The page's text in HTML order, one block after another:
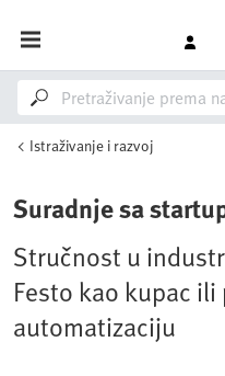
Istraživanje i razvoj
Suradnje sa
Stručnost u
Festo kao kupac ili
automatizaciju